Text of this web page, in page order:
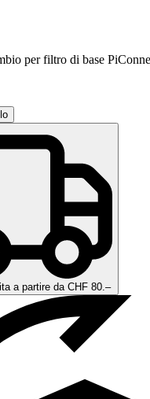
per filtro di base
a partire da CHF 80.–